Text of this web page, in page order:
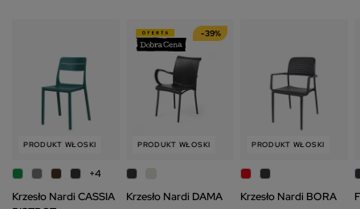
PRODUKT WŁOSKI
+4
Krzesło Nardi CASSIA
-39%
PRODUKT WŁOSKI
Krzesło Nardi DAMA
PRODUKT WŁOSKI
Krzesło Nardi BORA